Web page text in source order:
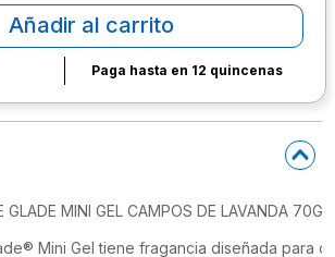
Añadir al carrito
Paga hasta en 12 quincenas
GLADE MINI GEL CAMPOS DE LAVANDA
Mini Gel tiene fragancia diseñada